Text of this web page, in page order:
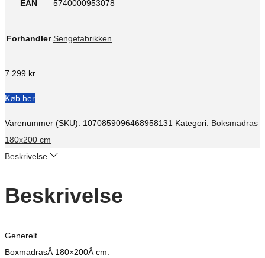
EAN 5740000953078
Forhandler Sengefabrikken
7.299 kr.
Køb her
Varenummer (SKU): 1070859096468958131 Kategori: Boksmadras
180x200 cm
Beskrivelse
Beskrivelse
Generelt
BoxmadrasÂ 180×200Â cm.